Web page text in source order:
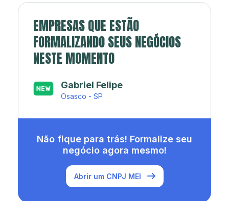
EMPRESAS QUE ESTÃO
FORMALIZANDO SEUS NEGÓCIOS
NESTE MOMENTO
Japa’s açaí e sorveteria
Rio de Janeiro - RJ
Não fique para trás! Formalize seu
negócio agora mesmo!
Abrir um CNPJ MEI